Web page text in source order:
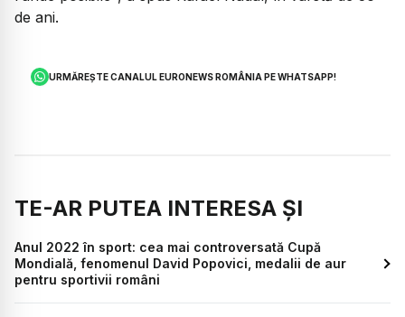
de ani.
URMĂREȘTE CANALUL EURONEWS ROMÂNIA PE WHATSAPP!
TE-AR PUTEA INTERESA ȘI
Anul 2022 în sport: cea mai controversată Cupă
Mondială, fenomenul David Popovici, medalii de aur
pentru sportivii români